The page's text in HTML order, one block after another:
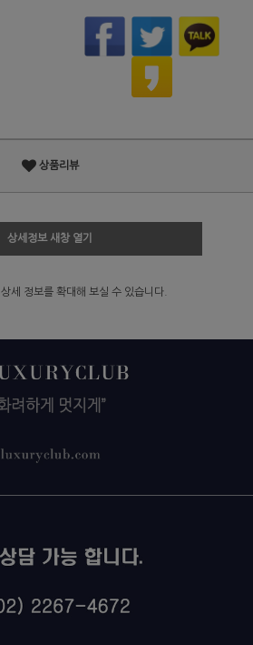
상품리뷰
상세정보 새창 열기
상세 정보를 확대해 보실 수 있습니다.